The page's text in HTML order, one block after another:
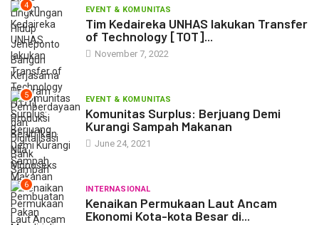
4 EVENT & KOMUNITAS
Tim Kedaireka UNHAS lakukan Transfer
of Technology [TOT]...
November 7, 2022
5 EVENT & KOMUNITAS
Komunitas Surplus: Berjuang Demi
Kurangi Sampah Makanan
June 24, 2021
6 INTERNASIONAL
Kenaikan Permukaan Laut Ancam
Ekonomi Kota-kota Besar di...